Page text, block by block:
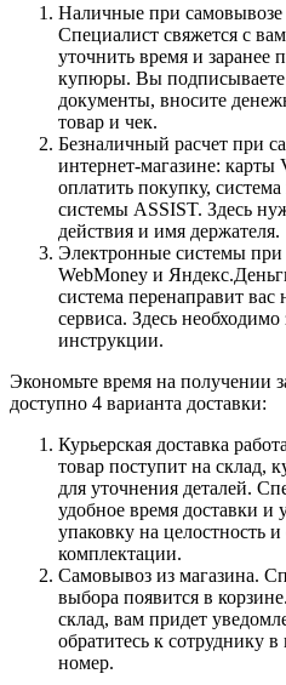
Наличные при самовывозе
Специалист свяжется с
уточнить время и заранее
купюры. Вы подписываете
документы, вносите
товар и чек.
Безналичный расчет при
интернет-магазине:
оплатить покупку,
системы ASSIST. Здесь
действия и имя держателя.
Электронные системы при
WebMoney и
система перенаправит
сервиса. Здесь
инструкции.
Экономьте время на получении
доступно 4 варианта доставки:
Курьерская доставка
товар поступит на склад,
для уточнения деталей.
удобное время доставки и
упаковку на целостность
комплектации.
Самовывоз из магазина.
выбора появится в
склад, вам придет
обратитесь к сотруднику
номер.